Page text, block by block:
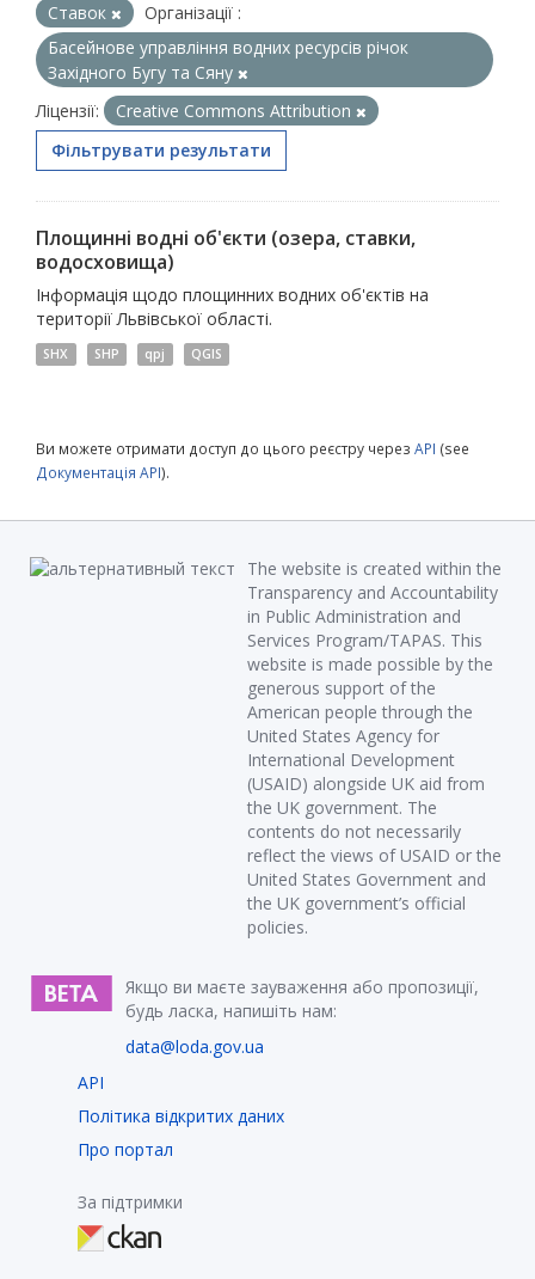
Ставок
Організації :
Басейнове управління водних ресурсів річок
Західного Бугу та Сяну
Ліцензії:
Creative Commons Attribution
Фільтрувати результати
Площинні водні об'єкти (озера, ставки,
водосховища)
Інформація щодо площинних водних об'єктів на
території Львівської області.
SHX SHP qpj QGIS
Ви можете отримати доступ до цього реєстру через API (see
Документація API).
The website is created within the
Transparency and Accountability
in Public Administration and
Services Program/TAPAS. This
website is made possible by the
generous support of the
American people through the
United States Agency for
International Development
(USAID) alongside UK aid from
the UK government. The
contents do not necessarily
reflect the views of USAID or the
United States Government and
the UK government’s official
policies.
Якщо ви маєте зауваження або пропозиції,
будь ласка, напишіть нам:
data@loda.gov.ua
API
Політика відкритих даних
Про портал
За підтримки